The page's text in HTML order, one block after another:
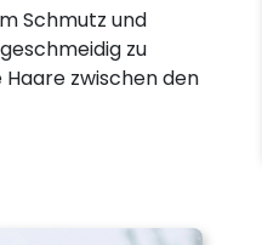
Schmutz und
zu
zwischen den